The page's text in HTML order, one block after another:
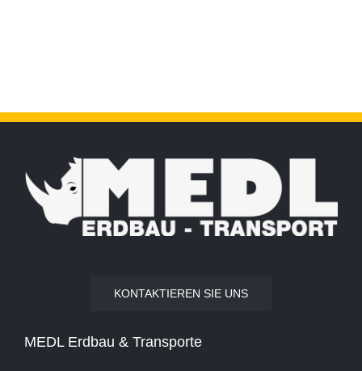
KONTAKTIEREN SIE UNS
MEDL Erdbau & Transporte